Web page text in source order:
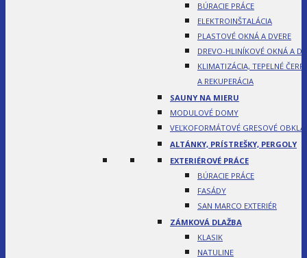
BÚRACIE PRÁCE
ELEKTROINŠTALÁCIA
PLASTOVÉ OKNÁ A DVERE
DREVO-HLINÍKOVÉ OKNÁ A
KLIMATIZÁCIA, TEPELNÉ
A REKUPERÁCIA
SAUNY NA MIERU
MODULOVÉ DOMY
VEĽKOFORMÁTOVÉ GRESOVÉ
ALTÁNKY, PRÍSTREŠKY, PERGOLY
EXTERIÉROVÉ PRÁCE
BÚRACIE PRÁCE
FASÁDY
SAN MARCO EXTERIÉR
ZÁMKOVÁ DLAŽBA
KLASIK
NATULINE